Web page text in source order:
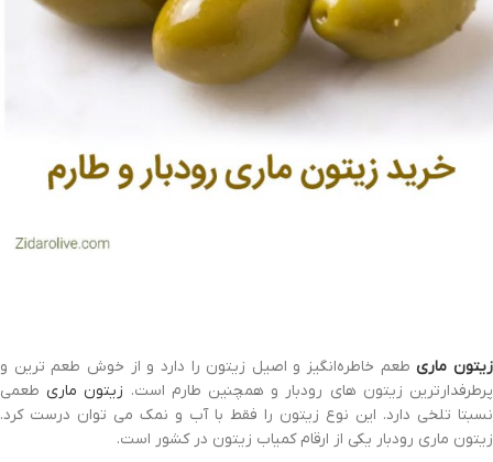
زیتون ماری طعم خاطره‌انگیز و اصیل زیتون را دارد و از خوش طعم ترین و
پرطرفدارترین زیتون های رودبار و همچنین طارم است. زیتون ماری طعمی
نسبتا تلخی دارد. این نوع زیتون را فقط با آب و نمک می توان درست کرد.
زیتون ماری رودبار یکی از ارقام کمیاب زیتون در کشور است.